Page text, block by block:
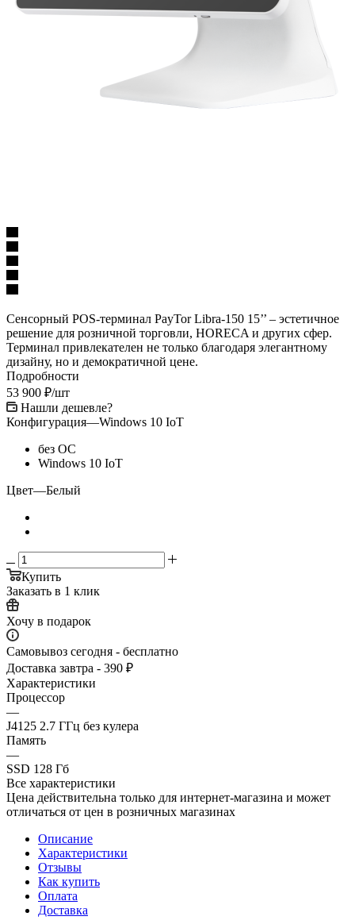
Сенсорный POS-терминал PayTor Libra-150 15’’ – эстетичное
решение для розничной торговли, HORECA и других сфер.
Терминал привлекателен не только благодаря элегантному
дизайну, но и демократичной цене.
Подробности
53 900 ₽/шт
Нашли дешевле?
Конфигурация—Windows 10 IoT
без ОС
Windows 10 IoT
Цвет—Белый
Купить
Заказать в 1 клик
Хочу в подарок
Самовывоз сегодня - бесплатно
Доставка завтра - 390 ₽
Характеристики
Процессор
—
J4125 2.7 ГГц без кулера
Память
—
SSD 128 Гб
Все характеристики
Цена действительна только для интернет-магазина и может
отличаться от цен в розничных магазинах
Описание
Характеристики
Отзывы
Как купить
Оплата
Доставка